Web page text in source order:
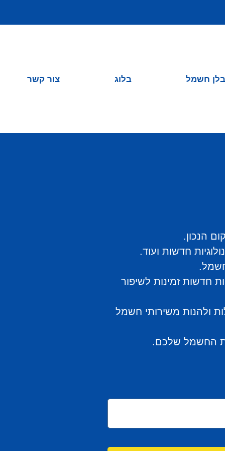
חשמל בלוג צור קשר
הנכון.
חדשות ועוד.
חדשות זמינות לשיפור
ולהנות משירותי חשמל
החשמל שלכם.